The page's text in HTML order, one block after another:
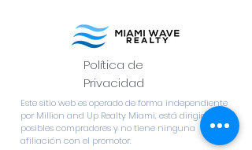
Política de
Privacidad
Este sitio web es operado de forma independiente
por Million and Up Realty Miami, está dirigido a
posibles compradores y no tiene ninguna
afiliación con el promotor.